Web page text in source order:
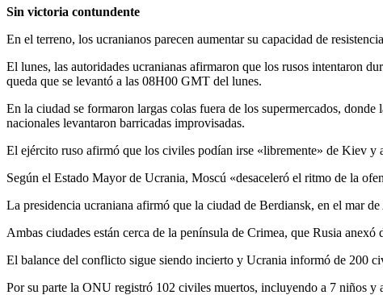
Sin victoria contundente
En el terreno, los ucranianos parecen aumentar su capacidad de
El lunes, las autoridades ucranianas afirmaron que los rusos intentaron
queda que se levantó a las 08H00 GMT del lunes.
En la ciudad se formaron largas colas fuera de los supermercados,
nacionales levantaron barricadas improvisadas.
El ejército ruso afirmó que los civiles podían irse «libremente» de Kiev y
Según el Estado Mayor de Ucrania, Moscú «desaceleró el ritmo de la
La presidencia ucraniana afirmó que la ciudad de Berdiansk, en el mar
Ambas ciudades están cerca de la península de Crimea, que Rusia
El balance del conflicto sigue siendo incierto y Ucrania informó de 200
Por su parte la ONU registró 102 civiles muertos, incluyendo a 7 niños y